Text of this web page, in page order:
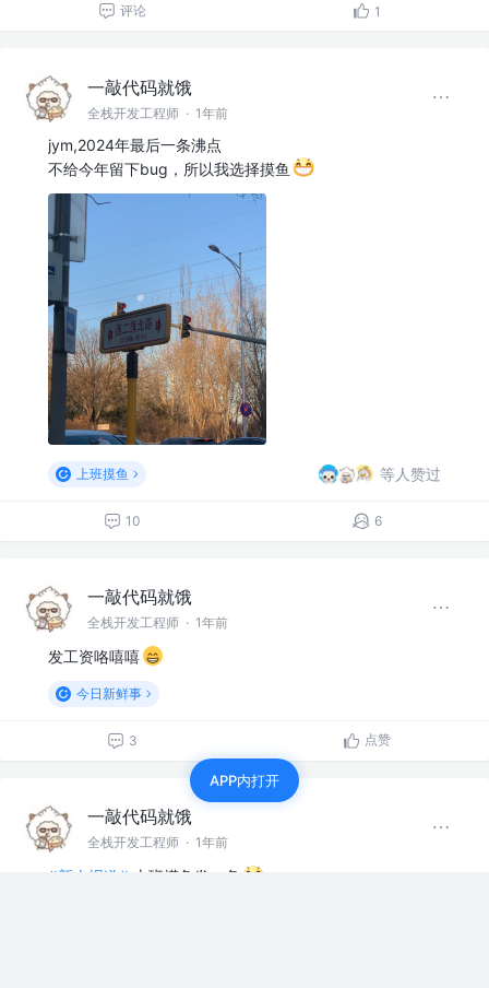
评论 1
一敲代码就饿
全栈开发工程师 · 1年前
jym,2024年最后一条沸点
不给今年留下bug，所以我选择摸鱼
上班摸鱼 等人赞过
10 6
一敲代码就饿
全栈开发工程师 · 1年前
发工资咯嘻嘻
今日新鲜事
3 点赞
一敲代码就饿
全栈开发工程师 · 1年前
#新人报道# 上班摸鱼发一条
APP内打开